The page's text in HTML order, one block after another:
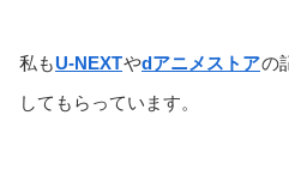
私もU-NEXTやdアニメストアの
してもらっています。